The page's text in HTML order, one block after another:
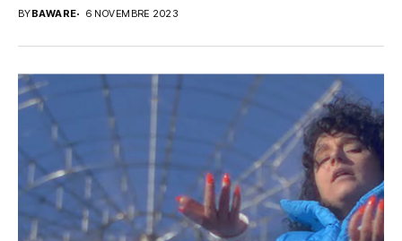
BYBAWARE 6 NOVEMBRE 2023